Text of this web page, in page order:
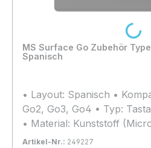
MS Surface Go Zubehör
Spanisch
• Layout: Spanisch •
Go2, Go3, Go4 • Typ:
• Material: Kunststoff
Abmessungen:
Artikel-Nr.: 249227
Loading...